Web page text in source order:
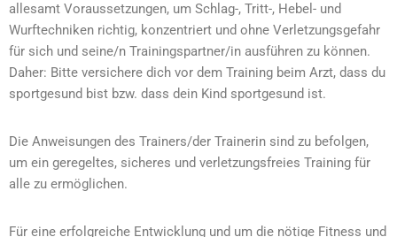
allesamt Voraussetzungen, um Schlag-, Tritt-, Hebel- und
Wurftechniken richtig, konzentriert und ohne Verletzungsgefahr
für sich und seine/n Trainingspartner/in ausführen zu können.
Daher: Bitte versichere dich vor dem Training beim Arzt, dass du
sportgesund bist bzw. dass dein Kind sportgesund ist.
Die Anweisungen des Trainers/der Trainerin sind zu befolgen,
um ein geregeltes, sicheres und verletzungsfreies Training für
alle zu ermöglichen.
Für eine erfolgreiche Entwicklung und um die nötige Fitness und